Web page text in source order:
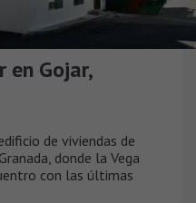
en Gojar,
de viviendas de
donde la Vega
con las últimas